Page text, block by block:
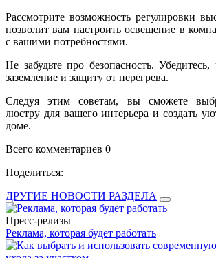
Рассмотрите возможность регулировки
позволит вам настроить освещение в
с вашими потребностями.
Не забудьте про безопасность.
заземление и защиту от перегрева.
Следуя этим советам, вы сможете
люстру для вашего интерьера и создать
доме.
Всего комментариев 0
Поделиться:
ДРУГИЕ НОВОСТИ РАЗДЕЛА
Пресс-релизы
Реклама, которая будет работать